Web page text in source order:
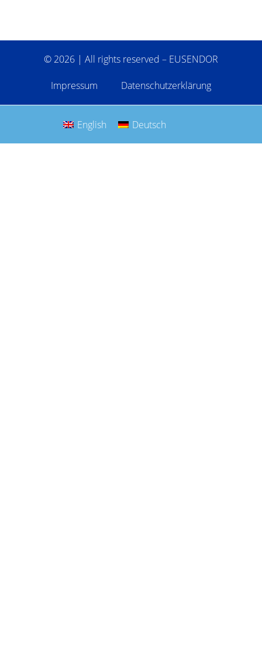
© 2026 | All rights reserved – EUSENDOR
Impressum Datenschutzerklärung
English Deutsch